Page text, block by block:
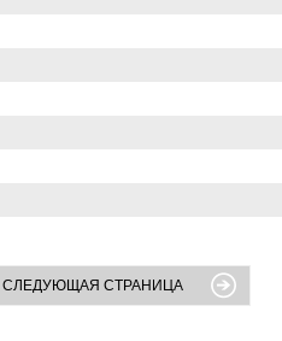
СЛЕДУЮЩАЯ СТРАНИЦА